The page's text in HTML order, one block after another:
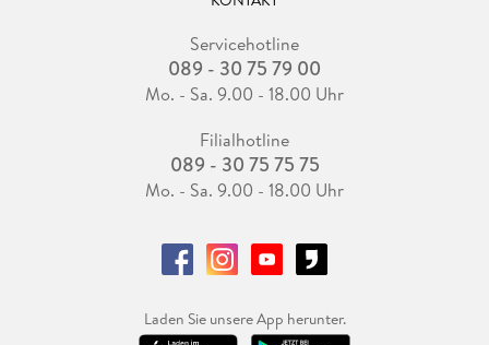
Servicehotline
089 - 30 75 79 00
Mo. - Sa. 9.00 - 18.00 Uhr
Filialhotline
089 - 30 75 75 75
Mo. - Sa. 9.00 - 18.00 Uhr
Laden Sie unsere App herunter.